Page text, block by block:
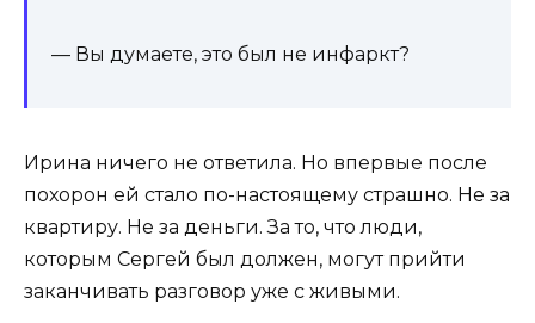
— Вы думаете, это был не инфаркт?
Ирина ничего не ответила. Но впервые после
похорон ей стало по-настоящему страшно. Не за
квартиру. Не за деньги. За то, что люди,
которым Сергей был должен, могут прийти
заканчивать разговор уже с живыми.